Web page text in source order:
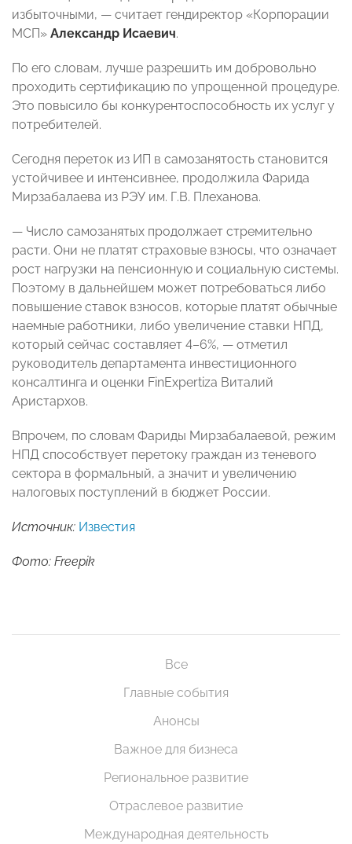
избыточными, — считает гендиректор «Корпорации
МСП» Александр Исаевич.
По его словам, лучше разрешить им добровольно
проходить сертификацию по упрощенной процедуре.
Это повысило бы конкурентоспособность их услуг у
потребителей.
Сегодня переток из ИП в самозанятость становится
устойчивее и интенсивнее, продолжила Фарида
Мирзабалаева из РЭУ им. Г.В. Плеханова.
— Число самозанятых продолжает стремительно
расти. Они не платят страховые взносы, что означает
рост нагрузки на пенсионную и социальную системы.
Поэтому в дальнейшем может потребоваться либо
повышение ставок взносов, которые платят обычные
наемные работники, либо увеличение ставки НПД,
который сейчас составляет 4–6%, — отметил
руководитель департамента инвестиционного
консалтинга и оценки FinExpertiza Виталий
Аристархов.
Впрочем, по словам Фариды Мирзабалаевой, режим
НПД способствует перетоку граждан из теневого
сектора в формальный, а значит и увеличению
налоговых поступлений в бюджет России.
Источник: Известия
Фото: Freepik
Все
Главные события
Анонсы
Важное для бизнеса
Региональное развитие
Отраслевое развитие
Международная деятельность